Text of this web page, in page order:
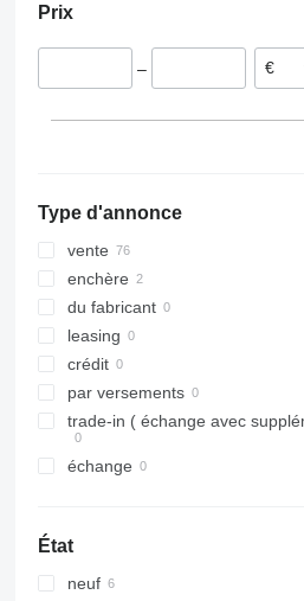
Danemark
Estonie
Prix
–
Type d'annonce
vente
enchère
du fabricant
leasing
crédit
par versements
trade-in ( échange avec
échange
État
neuf